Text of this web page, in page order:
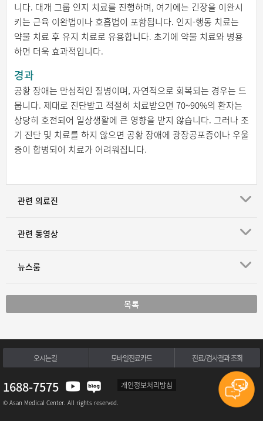
니다. 대개 그룹 인지 치료를 진행하며, 여기에는 긴장을 이완시
키는 근육 이완법이나 호흡법이 포함됩니다. 인지-행동 치료는
약물 치료 후 유지 치료로 유용합니다. 초기에 약물 치료와 병용
하면 더욱 효과적입니다.
경과
공황 장애는 만성적인 질병이며, 자연적으로 회복되는 경우는 드
뭅니다. 제대로 진단받고 적절히 치료받으면 70~90%의 환자는
상당히 호전되어 일상생활에 큰 영향을 받지 않습니다. 그러나 조
기 진단 및 치료를 하지 않으면 공황 장애에 광장공포증이나 우울
증이 합병되어 치료가 어려워집니다.
관련 의료진
관련 동영상
뉴스룸
목록
오시는길 모바일진료카드 진료/검사결과 조회
1688-7575 개인정보처리방침
© Asan Medical Center. All rights reserved.